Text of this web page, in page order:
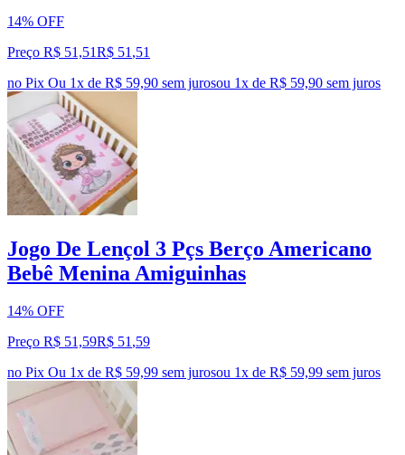
14% OFF
Preço R$ 51,51R$ 51 ,51
no Pix Ou 1x de R$ 59,90 sem jurosou 1x de R$ 59,90 sem juros
Jogo De Lençol 3 Pçs Berço Americano
Bebê Menina Amiguinhas
14% OFF
Preço R$ 51,59R$ 51,59
no Pix Ou 1x de R$ 59,99 sem jurosou 1x de R$ 59,99 sem juros